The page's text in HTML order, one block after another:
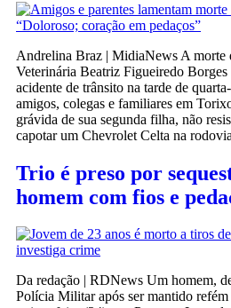
Andrelina Braz | MidiaNews A morte
Veterinária Beatriz Figueiredo
acidente de trânsito na tarde de
amigos, colegas e familiares em
grávida de sua segunda filha, não
capotar um Chevrolet Celta na
Trio é preso por
homem com fios e
Da redação | RDNews Um homem,
Polícia Militar após ser mantido refém